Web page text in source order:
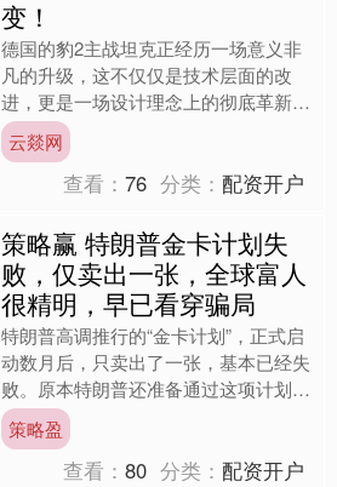
变！
德国的豹2主战坦克正经历一场意义非
凡的升级，这不仅仅是技术层面的改
进，更是一场设计理念上的彻底革新。
过去的坦克构想被大胆打破，全新的豹
2坦克采用了前所未有的无人....
云燚网
查看：76 分类：配资开户
策略赢 特朗普金卡计划失
败，仅卖出一张，全球富人
很精明，早已看穿骗局
特朗普高调推行的“金卡计划”，正式启
动数月后，只卖出了一张，基本已经失
败。原本特朗普还准备通过这项计划，
缓解美国的财政问题，但全球富人很精
明，他们已经意识到这是....
策略盈
查看：80 分类：配资开户